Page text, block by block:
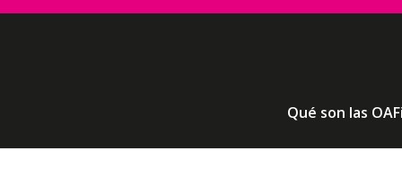
Qué son las